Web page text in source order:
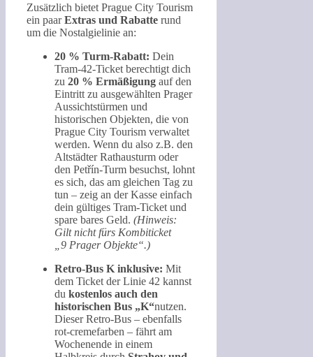
Zusätzlich bietet Prague City Tourism
ein paarExtras und Rabatte rund
um die Nostalgielinie an:
20 % Turm-Rabatt: Dein
Tram-42-Ticket berechtigt dich
zu 20 % Ermäßigung auf den
Eintritt zu ausgewählten Prager
Aussichtstürmen und
historischen Objekten, die von
Prague City Tourism verwaltet
werden. Wenn du also z.B. den
Altstädter Rathausturm oder
den Petřín-Turm besuchst, lohnt
es sich, das am gleichen Tag zu
tun – zeig an der Kasse einfach
dein gültiges Tram-Ticket und
spare bares Geld. (Hinweis:
Gilt nicht fürs Kombiticket
„9 Prager Objekte“.)
Retro-Bus K inklusive: Mit
dem Ticket der Linie 42 kannst
du kostenlos auch den
historischen Bus „K“nutzen.
Dieser Retro-Bus – ebenfalls
rot-cremefarben – fährt am
Wochenende in einem